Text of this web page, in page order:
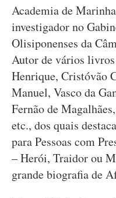
Academia de
investigador no
Olisiponenses da
Autor de vários
Henrique, Cristóvão
Manuel, Vasco da
Fernão de
etc., dos quais
para Pessoas com
– Herói, Traidor ou
grande biografia de